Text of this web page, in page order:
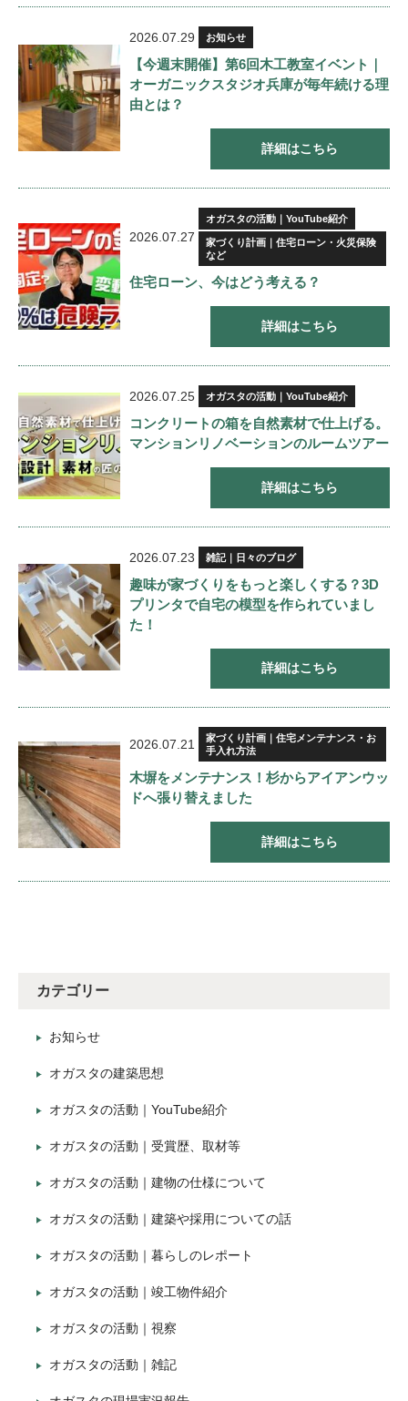
2026.07.29 お知らせ
【今週末開催】第6回木工教室イベント｜
オーガニックスタジオ兵庫が毎年続ける理
由とは？
詳細はこちら
2026.07.27
オガスタの活動｜YouTube紹介
家づくり計画｜住宅ローン・火災保険
など
住宅ローン、今はどう考える？
詳細はこちら
2026.07.25 オガスタの活動｜YouTube紹介
コンクリートの箱を自然素材で仕上げる。
マンションリノベーションのルームツアー
詳細はこちら
2026.07.23 雑記｜日々のブログ
趣味が家づくりをもっと楽しくする？3D
プリンタで自宅の模型を作られていまし
た！
詳細はこちら
2026.07.21
家づくり計画｜住宅メンテナンス・お
手入れ方法
木塀をメンテナンス！杉からアイアンウッ
ドへ張り替えました
詳細はこちら
カテゴリー
お知らせ
オガスタの建築思想
オガスタの活動｜YouTube紹介
オガスタの活動｜受賞歴、取材等
オガスタの活動｜建物の仕様について
オガスタの活動｜建築や採用についての話
オガスタの活動｜暮らしのレポート
オガスタの活動｜竣工物件紹介
オガスタの活動｜視察
オガスタの活動｜雑記